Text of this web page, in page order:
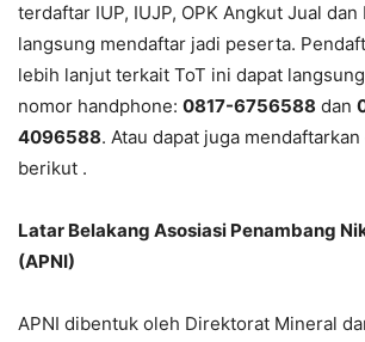
terdaftar IUP, IUJP, OPK Angkut Jual dan
langsung mendaftar jadi peserta.
lebih lanjut terkait ToT ini dapat
nomor handphone: 0817-6756588 dan
4096588. Atau dapat juga
berikut .
Latar Belakang Asosiasi Penambang
(APNI)
APNI dibentuk oleh Direktorat Mineral